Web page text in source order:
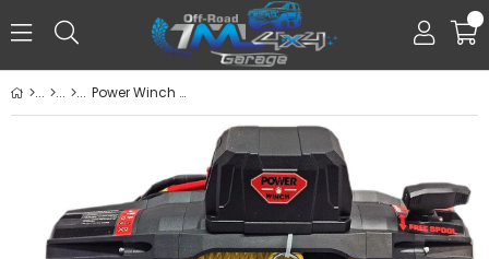
0
Power Winch Pro 13500 lb Sentetik Sarı Halatlı Off-Road 4x4 Elektrikli Vinç 12V